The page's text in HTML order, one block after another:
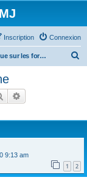
Connexion
Inscription
Bienvenue sur les forums aerozone
e
Rechercher
9:13 am
1 2